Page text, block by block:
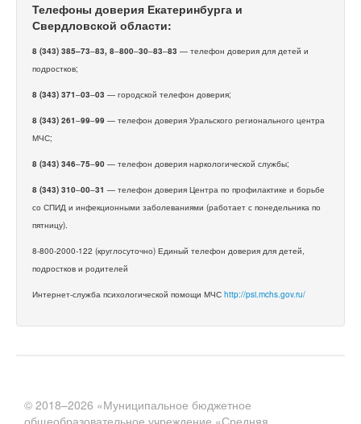
Телефоны доверия Екатеринбурга и
Свердловской области:
8 (343) 385–73–83, 8–800–30–83–83 — телефон доверия для детей и
подростков;
8 (343) 371–03–03 — городской телефон доверия;
8 (343) 261–99–99 — телефон доверия Уральского регионального центра
МЧС;
8 (343) 346–75–90 — телефон доверия наркологической службы;
8 (343) 310–00–31 — телефон доверия Центра по профилактике и борьбе
со СПИД и инфекционными заболеваниями (работает с понедельника по
пятницу).
8-800-2000-122 (круглосуточно) Единый телефон доверия для детей,
подростков и родителей
Интернет-служба психологической помощи МЧС http://psi.mchs.gov.ru/
© 2018–2026 «Муниципальное бюджетное